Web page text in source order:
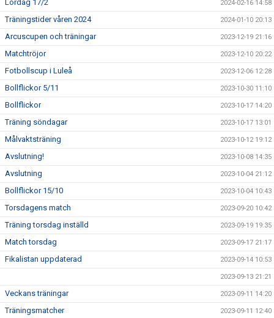
Lördag 17/2 2024-02-16 14:58
Träningstider våren 2024 2024-01-10 20:13
Arcuscupen och träningar 2023-12-19 21:16
Matchtröjor 2023-12-10 20:22
Fotbollscup i Luleå 2023-12-06 12:28
Bollflickor 5/11 2023-10-30 11:10
Bollflickor 2023-10-17 14:20
Träning söndagar 2023-10-17 13:01
Målvaktsträning 2023-10-12 19:12
Avslutning! 2023-10-08 14:35
Avslutning 2023-10-04 21:12
Bollflickor 15/10 2023-10-04 10:43
Torsdagens match 2023-09-20 10:42
Träning torsdag inställd 2023-09-19 19:35
Match torsdag 2023-09-17 21:17
Fikalistan uppdaterad 2023-09-14 10:53
2023-09-13 21:21
Veckans träningar 2023-09-11 14:20
Träningsmatcher 2023-09-11 12:40